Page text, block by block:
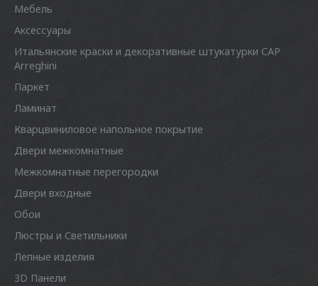
Мебель
Аксессуары
Итальянские краски и декоративные штукатурки CAP
Arreghini
Паркет
Ламинат
Кварцвиниловое напольное покрытие
Двери межкомнатные
Межкомнатные перегородки
Двери входные
Обои
Люстры и Светильники
Лепные изделия
3D Панели